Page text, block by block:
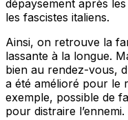
dépaysement après
les fascistes italiens.
Ainsi, on retrouve la
lassante à la longue.
bien au rendez-vous,
a été amélioré pour le
exemple, possible de
pour distraire